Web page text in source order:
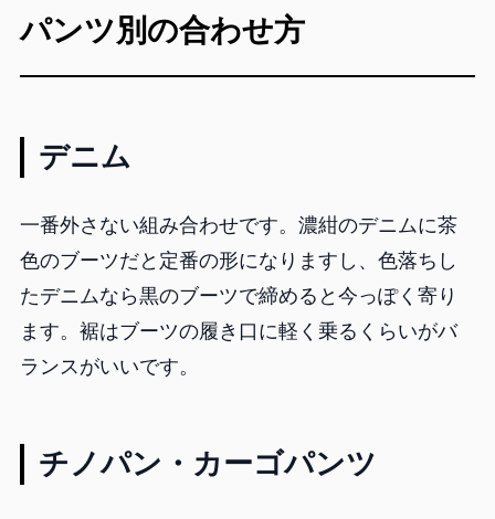
パンツ別の合わせ方
デニム
一番外さない組み合わせです。濃紺のデニムに茶
色のブーツだと定番の形になりますし、色落ちし
たデニムなら黒のブーツで締めると今っぽく寄り
ます。裾はブーツの履き口に軽く乗るくらいがバ
ランスがいいです。
チノパン・カーゴパンツ